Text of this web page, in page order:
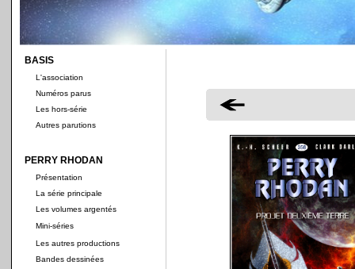
BASIS
L'association
Numéros parus
Les hors-série
Autres parutions
PERRY RHODAN
Présentation
La série principale
Les volumes argentés
Mini-séries
Les autres productions
Bandes dessinées